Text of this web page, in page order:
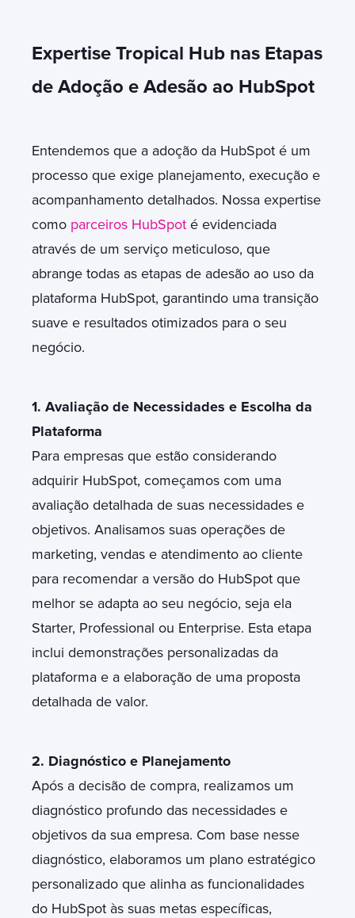
Expertise Tropical Hub nas Etapas
de Adoção e Adesão ao HubSpot
Entendemos que a adoção da HubSpot é um
processo que exige planejamento, execução e
acompanhamento detalhados. Nossa expertise
como parceiros HubSpot é evidenciada
através de um serviço meticuloso, que
abrange todas as etapas de adesão ao uso da
plataforma HubSpot, garantindo uma transição
suave e resultados otimizados para o seu
negócio.
1. Avaliação de Necessidades e Escolha da
Plataforma
Para empresas que estão considerando
adquirir HubSpot, começamos com uma
avaliação detalhada de suas necessidades e
objetivos. Analisamos suas operações de
marketing, vendas e atendimento ao cliente
para recomendar a versão do HubSpot que
melhor se adapta ao seu negócio, seja ela
Starter, Professional ou Enterprise. Esta etapa
inclui demonstrações personalizadas da
plataforma e a elaboração de uma proposta
detalhada de valor.
2. Diagnóstico e Planejamento
Após a decisão de compra, realizamos um
diagnóstico profundo das necessidades e
objetivos da sua empresa. Com base nesse
diagnóstico, elaboramos um plano estratégico
personalizado que alinha as funcionalidades
do HubSpot às suas metas específicas,